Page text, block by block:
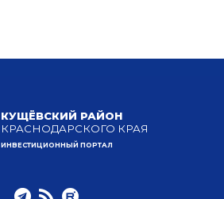
КУЩЁВСКИЙ РАЙОН
КРАСНОДАРСКОГО КРАЯ
ИНВЕСТИЦИОННЫЙ ПОРТАЛ